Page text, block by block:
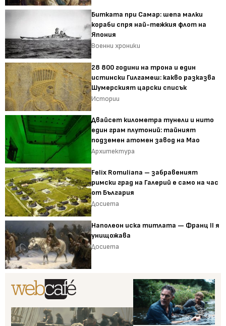
Битката при Самар: шепа малки
кораби спря най-тежкия флот на
Япония
Военни хроники
28 800 години на трона и един
истински Гилгамеш: какво разказва
Шумерският царски списък
Истории
Двайсет километра тунели и нито
един грам плутоний: тайният
подземен атомен завод на Мао
Архитектура
Felix Romuliana – забравеният
римски град на Галерий е само на час
от България
Досиета
Наполеон иска титлата — Франц II я
унищожава
Досиета